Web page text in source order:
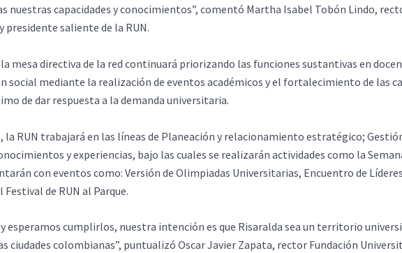
nuestras capacidades y conocimientos”, comentó Martha Isabel Tobón Lindo,
presidente saliente de la RUN.
mesa directiva de la red continuará priorizando las funciones sustantivas en
social mediante la realización de eventos académicos y el fortalecimiento de las
de dar respuesta a la demanda universitaria.
la RUN trabajará en las líneas de Planeación y relacionamiento estratégico;
y experiencias, bajo las cuales se realizarán actividades como la
con eventos como: Versión de Olimpiadas Universitarias, Encuentro de Líderes
de RUN al Parque.
esperamos cumplirlos, nuestra intención es que Risaralda sea un territorio
ciudades colombianas”, puntualizó Oscar Javier Zapata, rector Fundación